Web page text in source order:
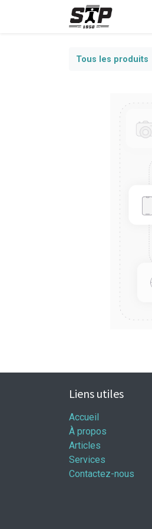
Tous les produits
Liens utiles
Accueil
À propos
Articles
Services
Contactez-nous